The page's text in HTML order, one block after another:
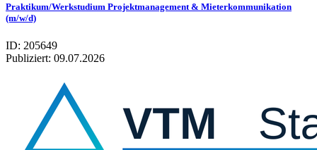
Praktikum/Werkstudium Projektmanagement & Mieterkommunikation
(m/w/d)
ID: 205649
Publiziert: 09.07.2026